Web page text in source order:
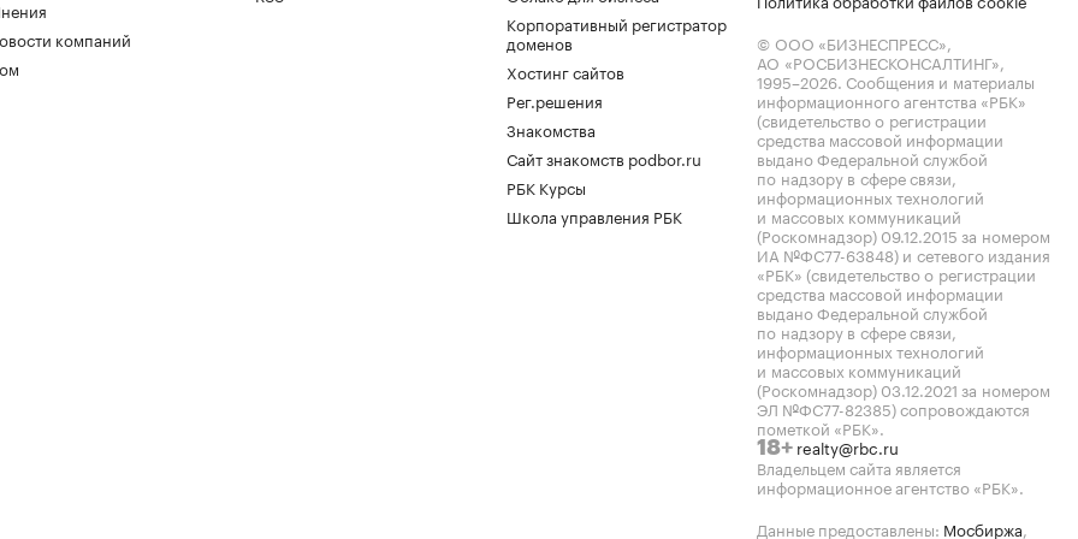
компаний
Корпоративный регистратор
доменов
Хостинг сайтов
Рег.решения
Знакомства
Сайт знакомств podbor.ru
РБК Курсы
Школа управления РБК
© ООО «БИЗНЕСПРЕСС»,
АО «РОСБИЗНЕСКОНСАЛТИНГ»,
1995–2026. Сообщения и материалы
информационного агентства «РБК»
(свидетельство о регистрации
средства массовой информации
выдано Федеральной службой
по надзору в сфере связи,
информационных технологий
и массовых коммуникаций
(Роскомнадзор) 09.12.2015 за номером
ИА №ФС77-63848) и сетевого издания
«РБК» (свидетельство о регистрации
средства массовой информации
выдано Федеральной службой
по надзору в сфере связи,
информационных технологий
и массовых коммуникаций
(Роскомнадзор) 03.12.2021 за номером
ЭЛ №ФС77-82385) сопровождаются
пометкой «РБК».
18+ realty@rbc.ru
Владельцем сайта является
информационное агентство «РБК».
Данные предоставлены: Мосбиржа,